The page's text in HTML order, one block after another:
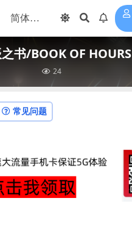
书/BOOK OF HOURS
24
常见问题